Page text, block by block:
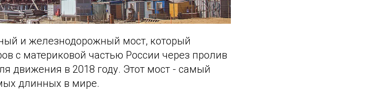
и железнодорожный мост, который
с материковой частью России через пролив
движения в 2018 году. Этот мост - самый
длинных в мире.